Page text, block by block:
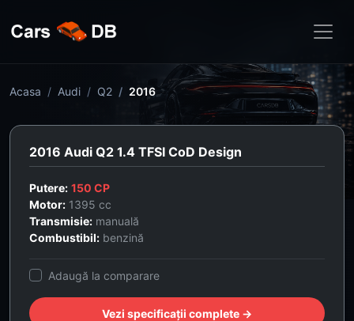
Acasa Audi Q2 2016
2016 Audi Q2 1.4 TFSI CoD Design
Putere: 150 CP
Motor: 1395 cc
Transmisie: manuală
Combustibil: benzină
Adaugă la comparare
Vezi specificații complete →